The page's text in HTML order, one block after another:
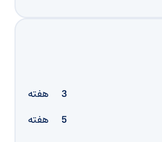
3
هفته
5 هفته